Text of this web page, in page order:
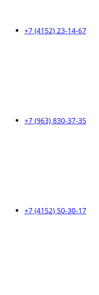
+7 (4152) 23-14-67
+7 (963) 830-37-35
+7 (4152) 50-30-17